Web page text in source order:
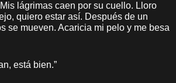
lágrimas caen por su cuello. Lloro
quiero estar así. Después de un
se mueven. Acaricia mi pelo y me besa
está bien.”